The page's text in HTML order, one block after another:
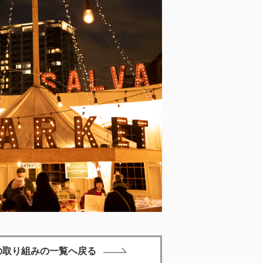
り組みの一覧へ戻る